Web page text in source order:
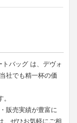
バッグ は、デヴォ
社でも精一杯の価
販売実績が豊富に
、ぜひお気軽にご相